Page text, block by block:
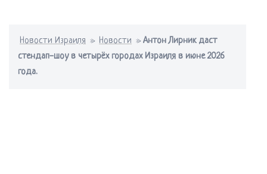
Новости Израиля » Новости »Антон Лирник даст
стендап-шоу в четырёх городах Израиля в июне 2026
года.